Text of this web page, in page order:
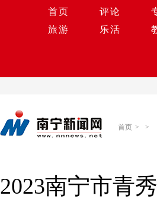
首页 评论
旅游
乐活
首页 > >
2023南宁市青